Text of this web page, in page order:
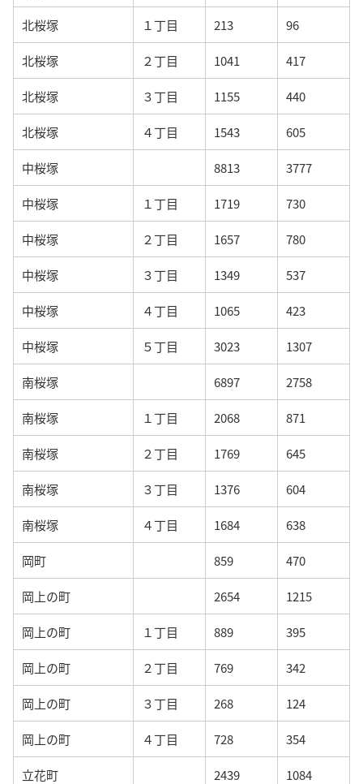
北桜塚 １丁目 213 96
北桜塚 ２丁目 1041 417
北桜塚 ３丁目 1155 440
北桜塚 ４丁目 1543 605
中桜塚 8813 3777
中桜塚 １丁目 1719 730
中桜塚 ２丁目 1657 780
中桜塚 ３丁目 1349 537
中桜塚 ４丁目 1065 423
中桜塚 ５丁目 3023 1307
南桜塚 6897 2758
南桜塚 １丁目 2068 871
南桜塚 ２丁目 1769 645
南桜塚 ３丁目 1376 604
南桜塚 ４丁目 1684 638
岡町 859 470
岡上の町 2654 1215
岡上の町 １丁目 889 395
岡上の町 ２丁目 769 342
岡上の町 ３丁目 268 124
岡上の町 ４丁目 728 354
立花町 2439 1084